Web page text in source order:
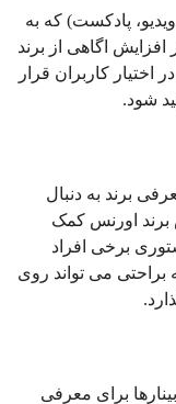
پادکست) که به
اگاهی از برند
اختیار کاربران قرار
شود.
برند به دنبال
برند اورنس کمک
برخی افراد
براحتی می تواند روی
برای معرفی